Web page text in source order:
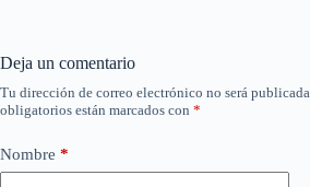
Deja un comentario
Tu dirección de correo electrónico no será publicada.
obligatorios están marcados con *
Nombre *